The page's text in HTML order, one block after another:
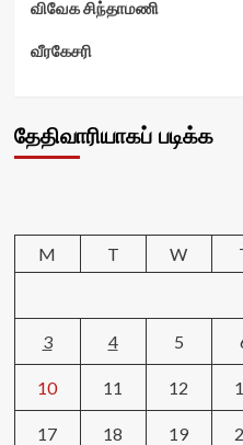
விவேக சிந்தாமணி
வீரகேசரி
தேதிவாரியாகப் படிக்க
M
T W
3 4 5
10 11 12
17 18 19